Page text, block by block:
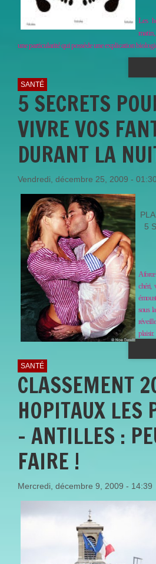
Les
une particularité qui possède une explication
SANTÉ
5 SECRETS
VIVRE VOS
DURANT LA
Vendredi, décembre 25, 2009 - 01:30
5
A
chéri,
sous
plaisir.
SANTÉ
CLASSEMENT
HOPITAUX LES
- ANTILLES :
FAIRE !
Mercredi, décembre 9, 2009 - 14:39